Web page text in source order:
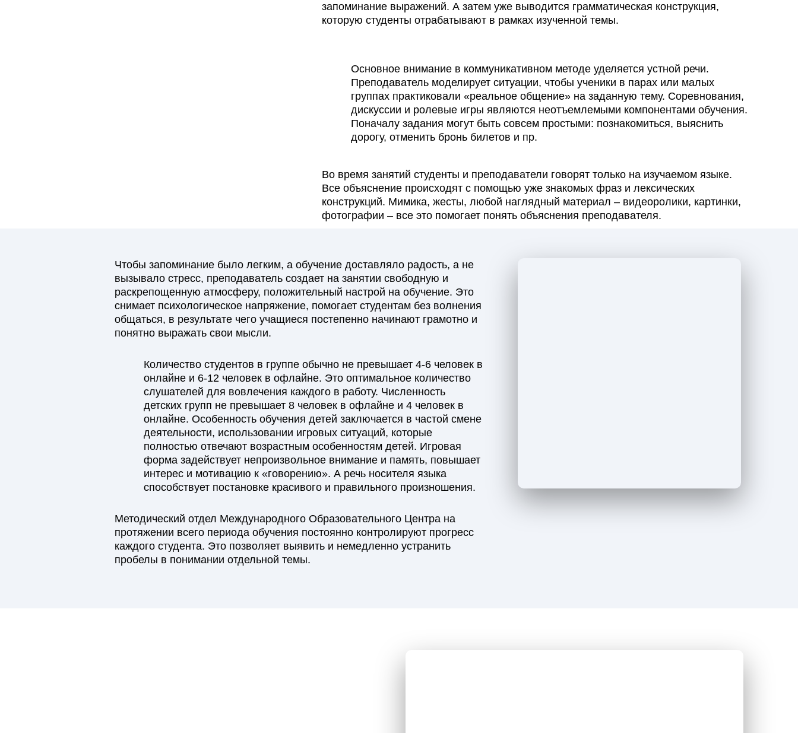
запоминание выражений. А затем уже выводится грамматическая конструкция,
которую студенты отрабатывают в рамках изученной темы.
Основное внимание в коммуникативном методе уделяется устной речи.
Преподаватель моделирует ситуации, чтобы ученики в парах или малых
группах практиковали «реальное общение» на заданную тему. Соревнования,
дискуссии и ролевые игры являются неотъемлемыми компонентами обучения.
Поначалу задания могут быть совсем простыми: познакомиться, выяснить
дорогу, отменить бронь билетов и пр.
Во время занятий студенты и преподаватели говорят только на изучаемом языке.
Все объяснение происходят с помощью уже знакомых фраз и лексических
конструкций. Мимика, жесты, любой наглядный материал – видеоролики, картинки,
фотографии – все это помогает понять объяснения преподавателя.
Чтобы запоминание было легким, а обучение доставляло радость, а не
вызывало стресс, преподаватель создает на занятии свободную и
раскрепощенную атмосферу, положительный настрой на обучение. Это
снимает психологическое напряжение, помогает студентам без волнения
общаться, в результате чего учащиеся постепенно начинают грамотно и
понятно выражать свои мысли.
Количество студентов в группе обычно не превышает 4-6 человек в
онлайне и 6-12 человек в офлайне. Это оптимальное количество
слушателей для вовлечения каждого в работу. Численность
детских групп не превышает 8 человек в офлайне и 4 человек в
онлайне. Особенность обучения детей заключается в частой смене
деятельности, использовании игровых ситуаций, которые
полностью отвечают возрастным особенностям детей. Игровая
форма задействует непроизвольное внимание и память, повышает
интерес и мотивацию к «говорению». А речь носителя языка
способствует постановке красивого и правильного произношения.
Методический отдел Международного Образовательного Центра на
протяжении всего периода обучения постоянно контролируют прогресс
каждого студента. Это позволяет выявить и немедленно устранить
пробелы в понимании отдельной темы.